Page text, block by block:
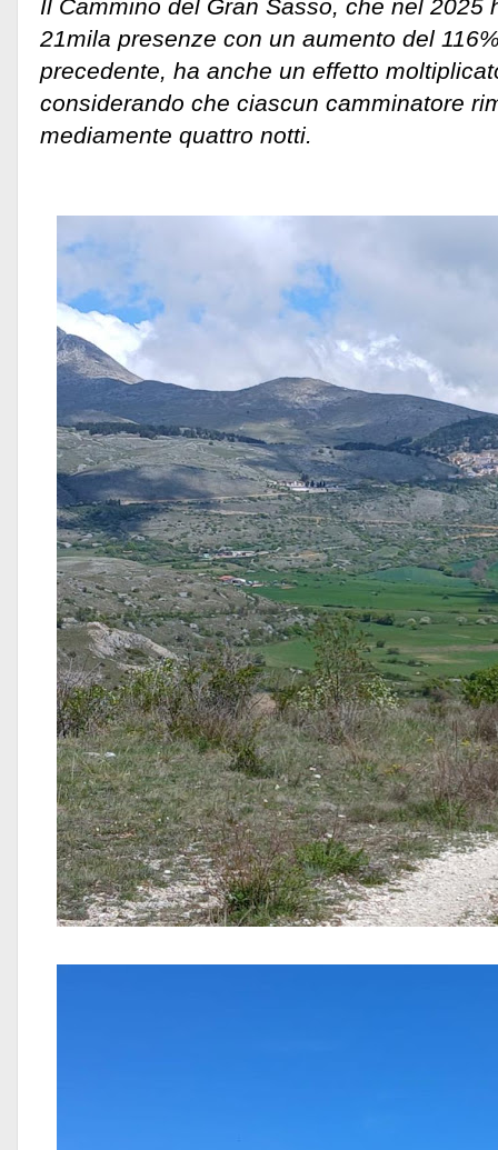
Il Cammino del Gran Sasso, che nel 2025
21mila presenze con un aumento del
precedente, ha anche un effetto
considerando che ciascun camminatore
mediamente quattro notti.